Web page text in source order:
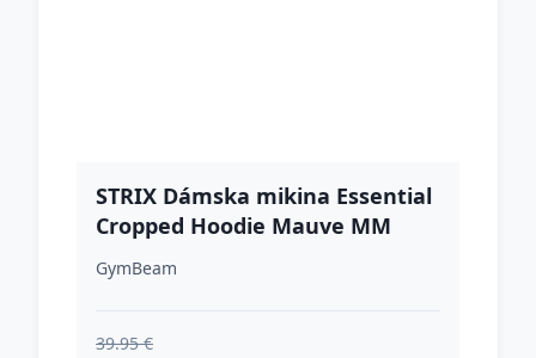
STRIX Dámska mikina Essential
Cropped Hoodie Mauve MM
GymBeam
39.95 €